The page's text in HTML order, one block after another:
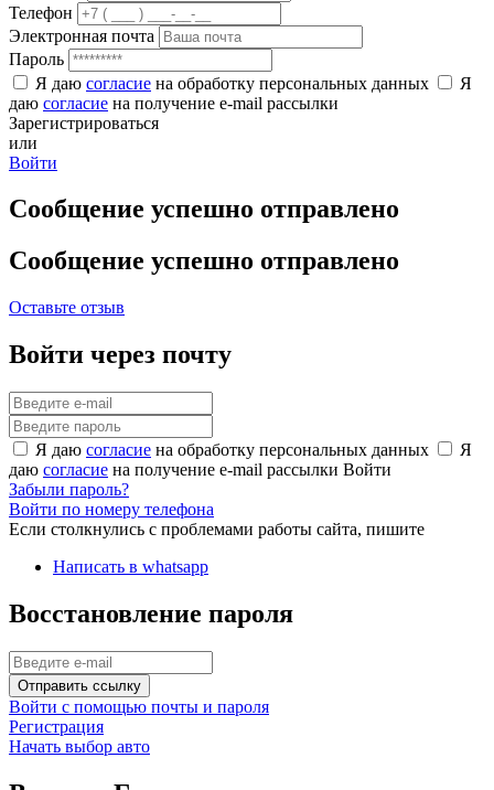
Телефон
Электронная почта
Пароль
Я даю согласие на обработку персональных данных
Я
даю согласие на получение e-mail рассылки
Зарегистрироваться
или
Войти
Сообщение успешно отправлено
Сообщение успешно отправлено
Оставьте отзыв
Войти через почту
Я даю согласие на обработку персональных данных
Я
даю согласие на получение e-mail рассылки Войти
Забыли пароль?
Войти по номеру телефона
Если столкнулись с проблемами работы сайта, пишите
Написать в whatsapp
Восстановление пароля
Отправить ссылку
Войти с помощью почты и пароля
Регистрация
Начать выбор авто